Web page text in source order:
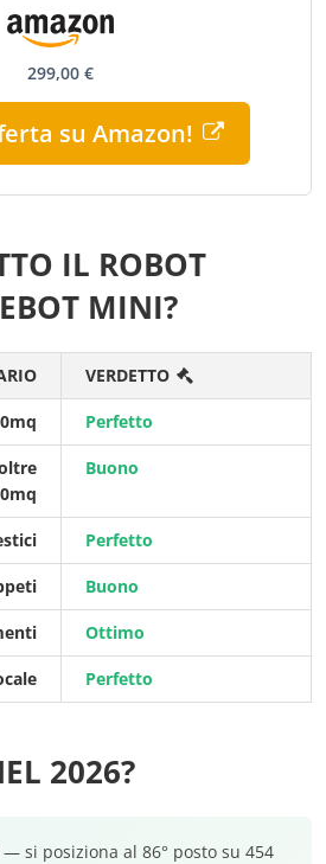
299,00 €
su Amazon!
IL ROBOT
MINI?
VERDETTO
Perfetto
Buono
Perfetto
Buono
Ottimo
Perfetto
2026?
— si posiziona al 86° posto su 454